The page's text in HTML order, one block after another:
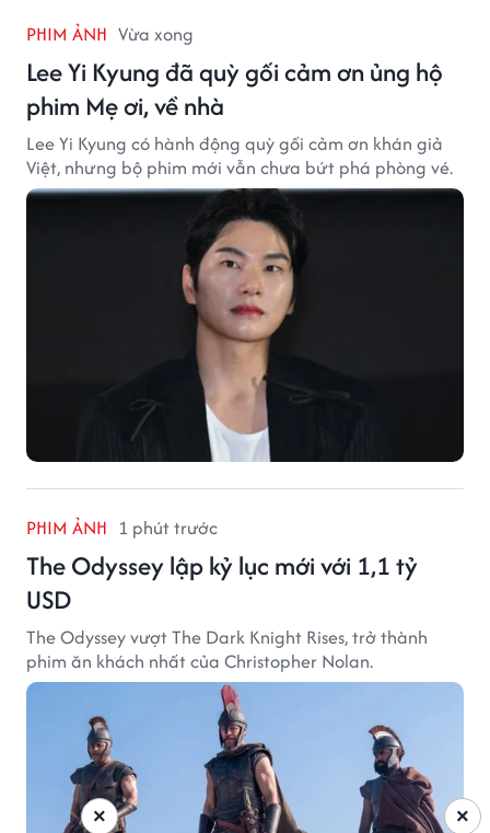
PHIM ẢNH Vừa xong
Lee Yi Kyung đã quỳ gối cảm ơn ủng hộ
phim Mẹ ơi, về nhà
Lee Yi Kyung có hành động quỳ gối cảm ơn khán giả
Việt, nhưng bộ phim mới vẫn chưa bứt phá phòng vé.
PHIM ẢNH 1 phút trước
The Odyssey lập kỷ lục mới với 1,1 tỷ
USD
The Odyssey vượt The Dark Knight Rises, trở thành
phim ăn khách nhất của Christopher Nolan.
×
×